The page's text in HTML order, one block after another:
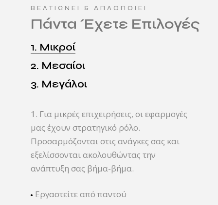
ΒΕΛΤΙΩΝΕΙ & ΑΠΛΟΠΟΙΕΊ
Πάντα Έχετε Επιλογές
1. Μικροί
2. Μεσαίοι
3. Μεγάλοι
1. Για μικρές επιχειρήσεις, οι εφαρμογές
μας έχουν στρατηγικό ρόλο.
Προσαρμόζονται στις ανάγκες σας και
εξελίσσονται ακολουθώντας την
ανάπτυξη σας βήμα-βήμα.
Εργαστείτε από παντού